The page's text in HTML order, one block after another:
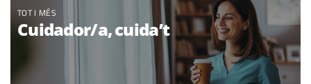
TOT I MÉS
Cuidador/a, cuida’t